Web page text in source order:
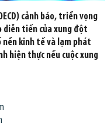
cảnh báo, triển vọng
diễn tiến của xung đột
kinh tế và lạm phát
hiện thực nếu cuộc xung